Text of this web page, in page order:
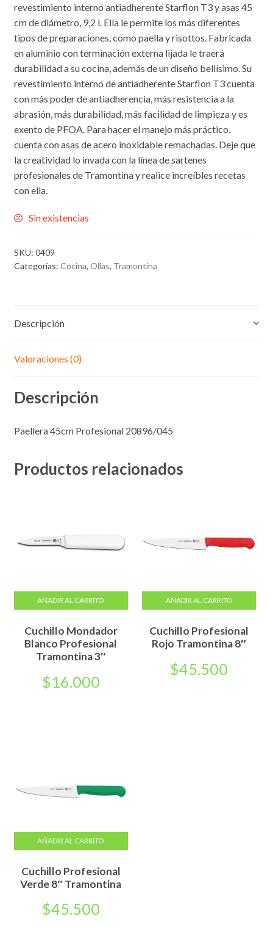
revestimiento interno antiadherente Starflon T3 y asas 45
cm de diámetro, 9,2 l. Ella le permite los más diferentes
tipos de preparaciones, como paella y risottos. Fabricada
en aluminio con terminación externa lijada le traerá
durabilidad a su cocina, además de un diseño bellísimo. Su
revestimiento interno de antiadherente Starflon T3 cuenta
con más poder de antiadherencia, más resistencia a la
abrasión, más durabilidad, más facilidad de limpieza y es
exento de PFOA. Para hacer el manejo más práctico,
cuenta con asas de acero inoxidable remachadas. Deje que
la creatividad lo invada con la línea de sartenes
profesionales de Tramontina y realice increíbles recetas
con ella.
Sin existencias
SKU: 0409
Categorías: Cocina, Ollas, Tramontina
Descripción
Valoraciones (0)
Descripción
Paellera 45cm Profesional 20896/045
Productos relacionados
Cuchillo Mondador
Blanco Profesional
Tramontina 3″
$16.000
AÑADIR AL CARRITO
Cuchillo Profesional
Rojo Tramontina 8″
$45.500
AÑADIR AL CARRITO
Cuchillo Profesional
Verde 8″ Tramontina
$45.500
AÑADIR AL CARRITO